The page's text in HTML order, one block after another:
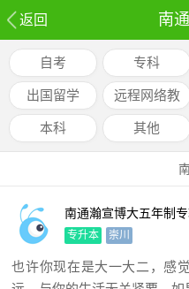
返回 南
自考 专科
出国留学
远程网络教
育
本科 其他
南通瀚宣博大五年制
发，把握好当下
专升本 崇川
也许你现在是大一大二，感